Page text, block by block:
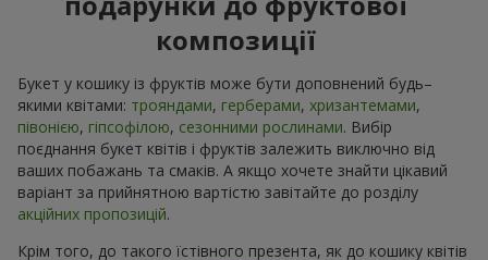
композиції
Букет у кошику із фруктів може бути доповнений будь–
якими квітами: трояндами, герберами, хризантемами,
півонією, гіпсофілою, сезонними рослинами. Вибір
поєднання букет квітів і фруктів залежить виключно від
ваших побажань та смаків. А якщо хочете знайти цікавий
варіант за прийнятною вартістю завітайте до розділу
акційних пропозицій.
Крім того, до такого їстівного презента, як до кошику квітів